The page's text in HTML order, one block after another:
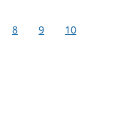
8 9 10